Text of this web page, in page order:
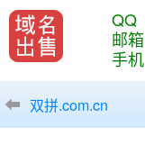
QQ
邮箱
手机
双拼.com.cn